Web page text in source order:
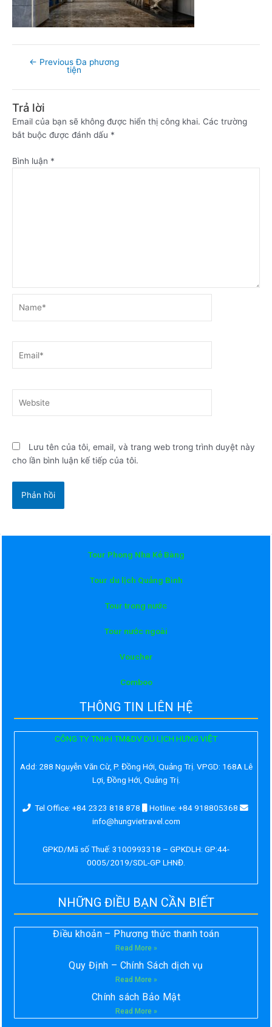
← Previous Đa phương
tiện
Trả lời
Email của bạn sẽ không được hiển thị công khai. Các trường
bắt buộc được đánh dấu *
Bình luận *
Lưu tên của tôi, email, và trang web trong trình duyệt này
cho lần bình luận kế tiếp của tôi.
Tour Phong Nha Kẻ Bàng
Tour du lịch Quảng Bình
Tour trong nước
Tour nước ngoài
Voucher
Comboo
THÔNG TIN LIÊN HỆ
CÔNG TY TNHH TM&DV DU LỊCH HƯNG VIỆT
Add: 288 Nguyễn Văn Cừ, P. Đồng Hới, Quảng Trị. VPGD: 168A Lê
Lợi, Đồng Hới, Quảng Trị.
Tel Office: +84 2323 818 878
Hotline: +84 918805368
info@hungvietravel.com
GPKD/Mã số Thuế: 3100993318 – GPKDLH: GP:44-
0005/2019/SDL-GP LHNĐ.
NHỮNG ĐIỀU BẠN CẦN BIẾT
Điều khoản – Phương thức thanh toán
Read More »
Quy Định – Chính Sách dịch vụ
Read More »
Chính sách Bảo Mật
Read More »